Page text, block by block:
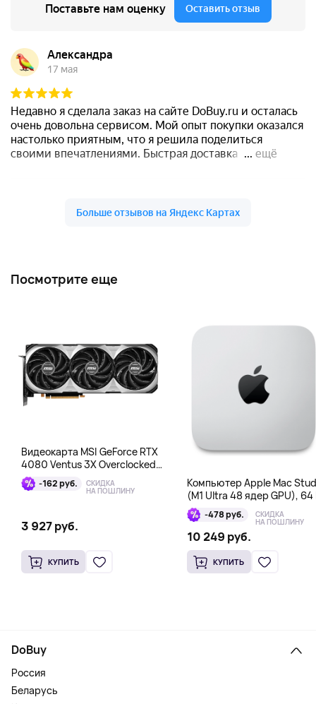
Посмотрите еще
Видеокарта MSI GeForce RTX
4080 Ventus 3X Overclocked
16GB DDR6X
-162 руб. СКИДКА
НА ПОШЛИНУ
3 927 руб.
КУПИТЬ
Компьютер Apple Mac
(M1 Ultra 48 ядер GPU), 64
1 Тб -478 руб. СКИДКА
НА ПОШЛИНУ
10 249 руб.
КУПИТЬ
DoBuy
Россия
Беларусь